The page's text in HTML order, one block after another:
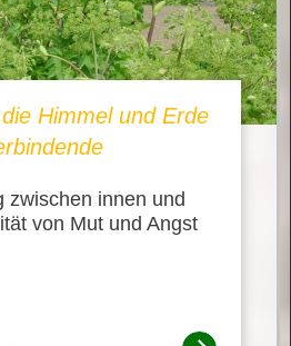
Himmel und Erde
zwischen innen und
von Mut und Angst